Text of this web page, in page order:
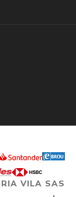
VILA SAS